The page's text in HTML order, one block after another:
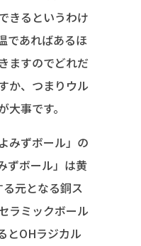
きるというわけ
であればあるほ
ますのでどれだ
か、つまりウル
大事です。
みずボール」の
ずボール」は黄
元となる銅ス
ラミックボール
とOHラジカル